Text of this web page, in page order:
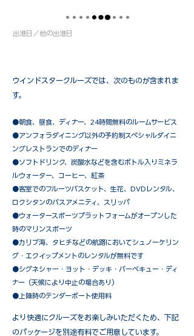
出港日／他の出港日
ウインドスタークルーズでは、次のものが含まれま
す。
●朝食、昼食、ディナー、24時間無料のルームサービス
​●アンフォラダイニング以外の予約制スペシャルダイニ
ングレストランでのディナー
●ソフトドリンク、炭酸水などを含むボトル入りミネラ
ルウォーター、コーヒー、紅茶
●客室でのフルーツバスケット、生花、DVDレンタル、
ロクシタンのバスアメニティ、スリッパ
●ウォータースポーツプラットフォームがオープンした
時のマリンスポーツ
●カリブ海、タヒチなどの航路においてシュノーケリン
グ・エクイップメントのレンタルが無料です
​●シグネシャー・ヨット・デッキ・バーベキュー・ディ
ナー（天候により中止の場合あり）
●上陸時のテンダーボート使用料
​より快適にクルーズをお楽しみいただくため、下記
のパッケージを別途有料でご用意しています。​